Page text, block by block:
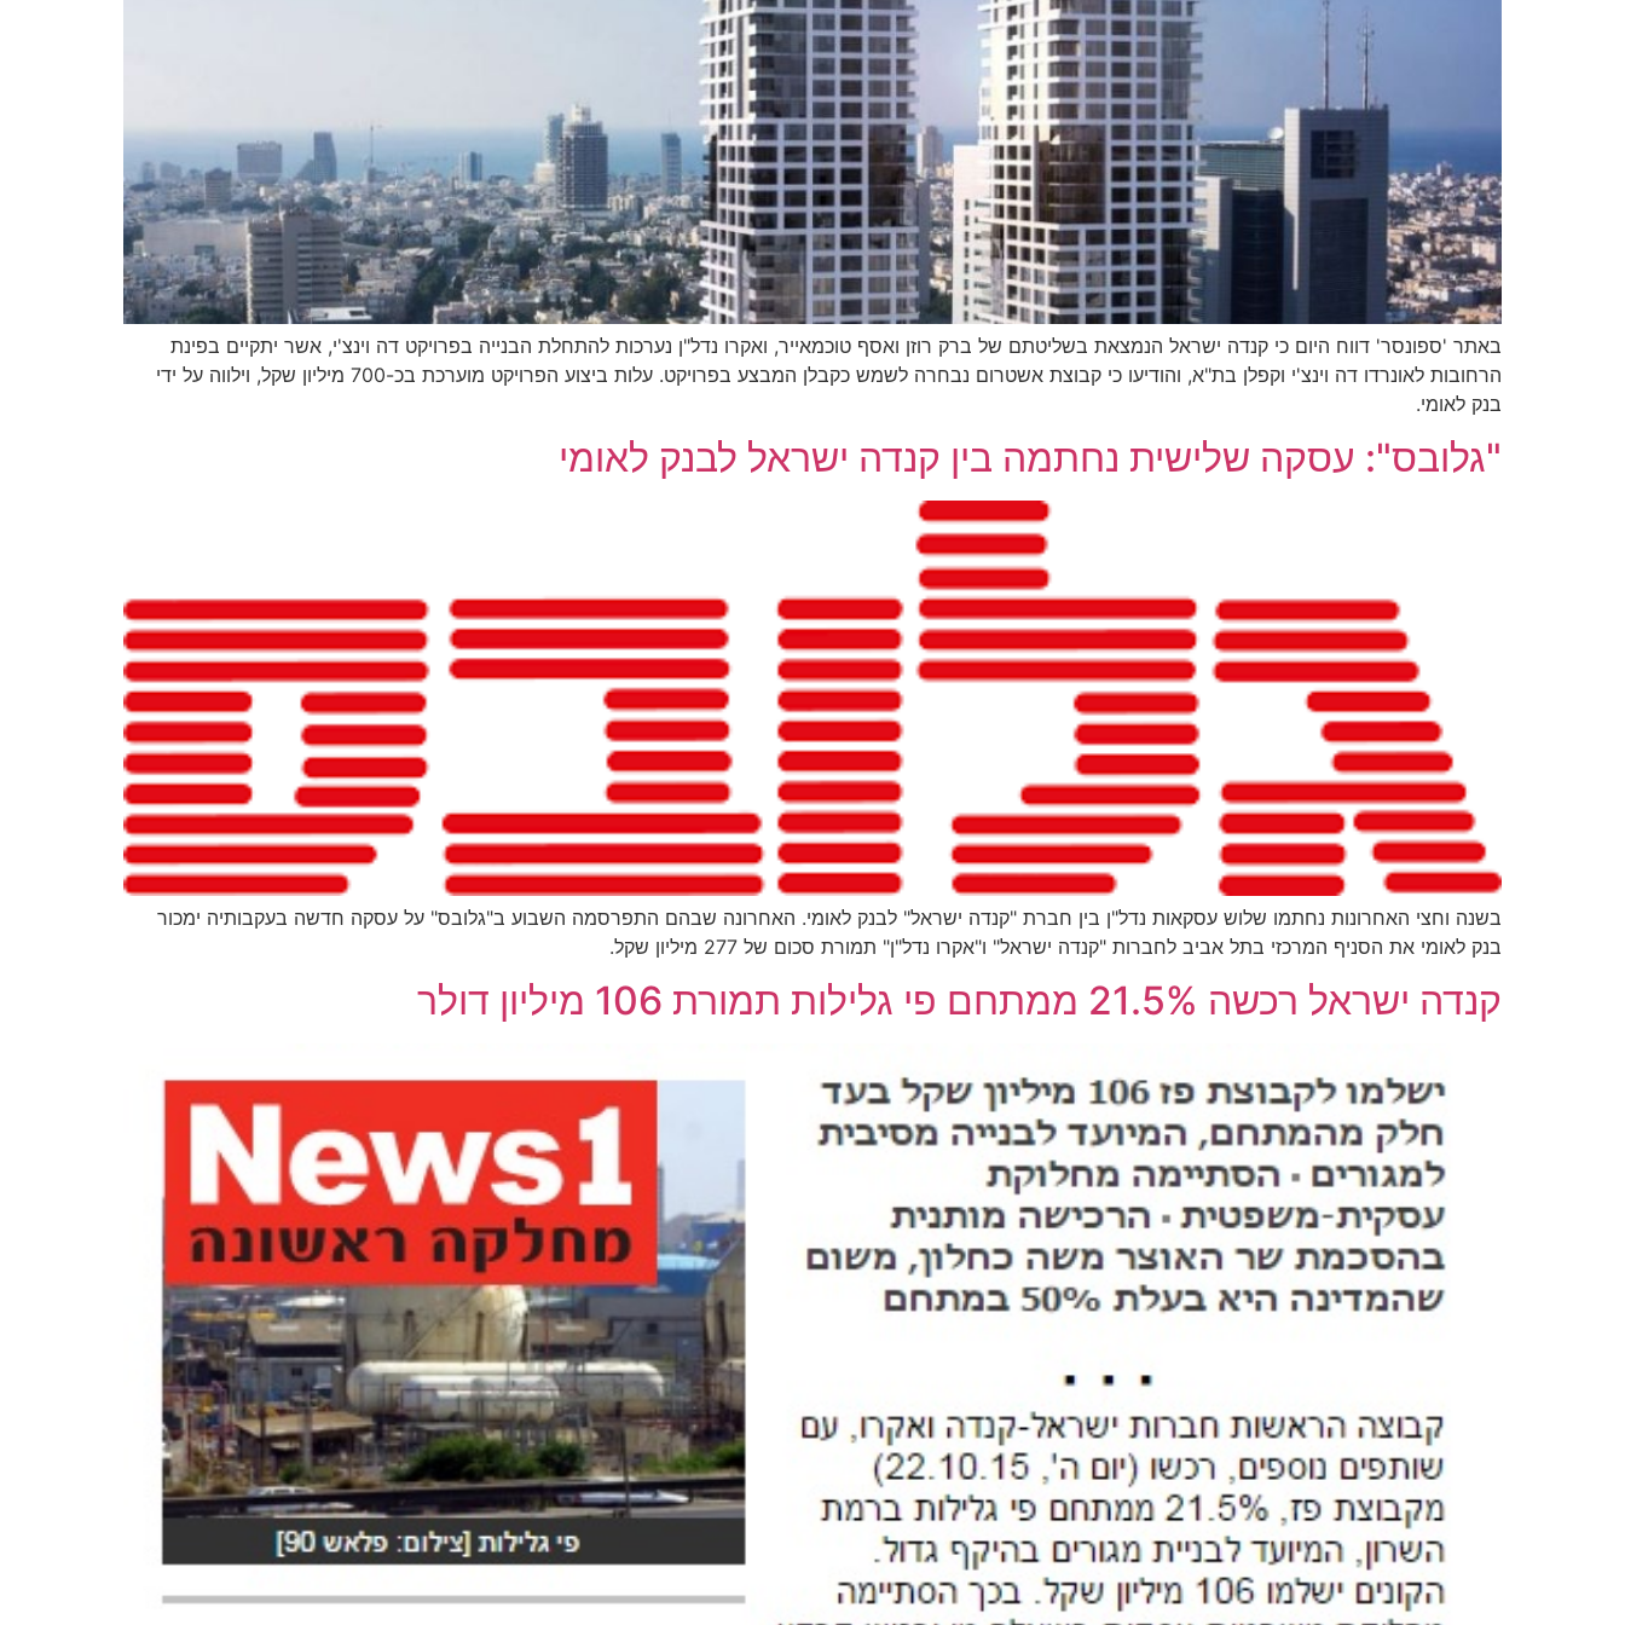
באתר 'ספונסר' דווח היום כי קנדה ישראל הנמצאת בשליטתם של ברק רוזן ואסף טוכמאייר, ואקרו נדל"ן נערכות להתחלת הבנייה בפרויקט דה וינצ'י, אשר יתקיים בפינת
הרחובות לאונרדו דה וינצ'י וקפלן בת"א, והודיעו כי קבוצת אשטרום נבחרה לשמש כקבלן המבצע בפרויקט. עלות ביצוע הפרויקט מוערכת בכ-700 מיליון שקל, וילווה על ידי
בנק לאומי.
"גלובס": עסקה שלישית נחתמה בין קנדה ישראל לבנק לאומי
בשנה וחצי האחרונות נחתמו שלוש עסקאות נדל"ן בין חברת "קנדה ישראל" לבנק לאומי. האחרונה שבהם התפרסמה השבוע ב"גלובס" על עסקה חדשה בעקבותיה ימכור
בנק לאומי את הסניף המרכזי בתל אביב לחברות "קנדה ישראל" ו"אקרו נדל"ן" תמורת סכום של 277 מיליון שקל.
קנדה ישראל רכשה 21.5% ממתחם פי גלילות תמורת 106 מיליון דולר